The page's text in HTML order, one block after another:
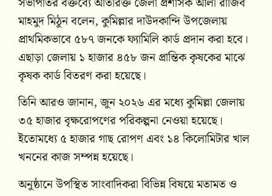
মাহমুদ মিঠুন বলেন, কুমিল্লার দাউদকান্দি উপজেলায়
প্রাথমিকভাবে ৫৮৭ জনকে ফ্যামিলি কার্ড প্রদান করা হবে।
এছাড়া জেলায় ১ হাজার ৪৫৮ জন প্রান্তিক কৃষকের মাঝে
কৃষক কার্ড বিতরণ করা হয়েছে।
তিনি আরও জানান, জুন ২০২৬ এর মধ্যে কুমিল্লা জেলায়
৩৫ হাজার বৃক্ষরোপণের পরিকল্পনা নেওয়া হয়েছে।
ইতোমধ্যে ৫ হাজার গাছ রোপণ এবং ১৪ কিলোমিটার খাল
খননের কাজ সম্পন্ন হয়েছে।
অনুষ্ঠানে উপস্থিত সাংবাদিকরা বিভিন্ন বিষয়ে মতামত ও